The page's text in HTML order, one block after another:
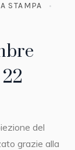
STAMPA
del
grazie alla